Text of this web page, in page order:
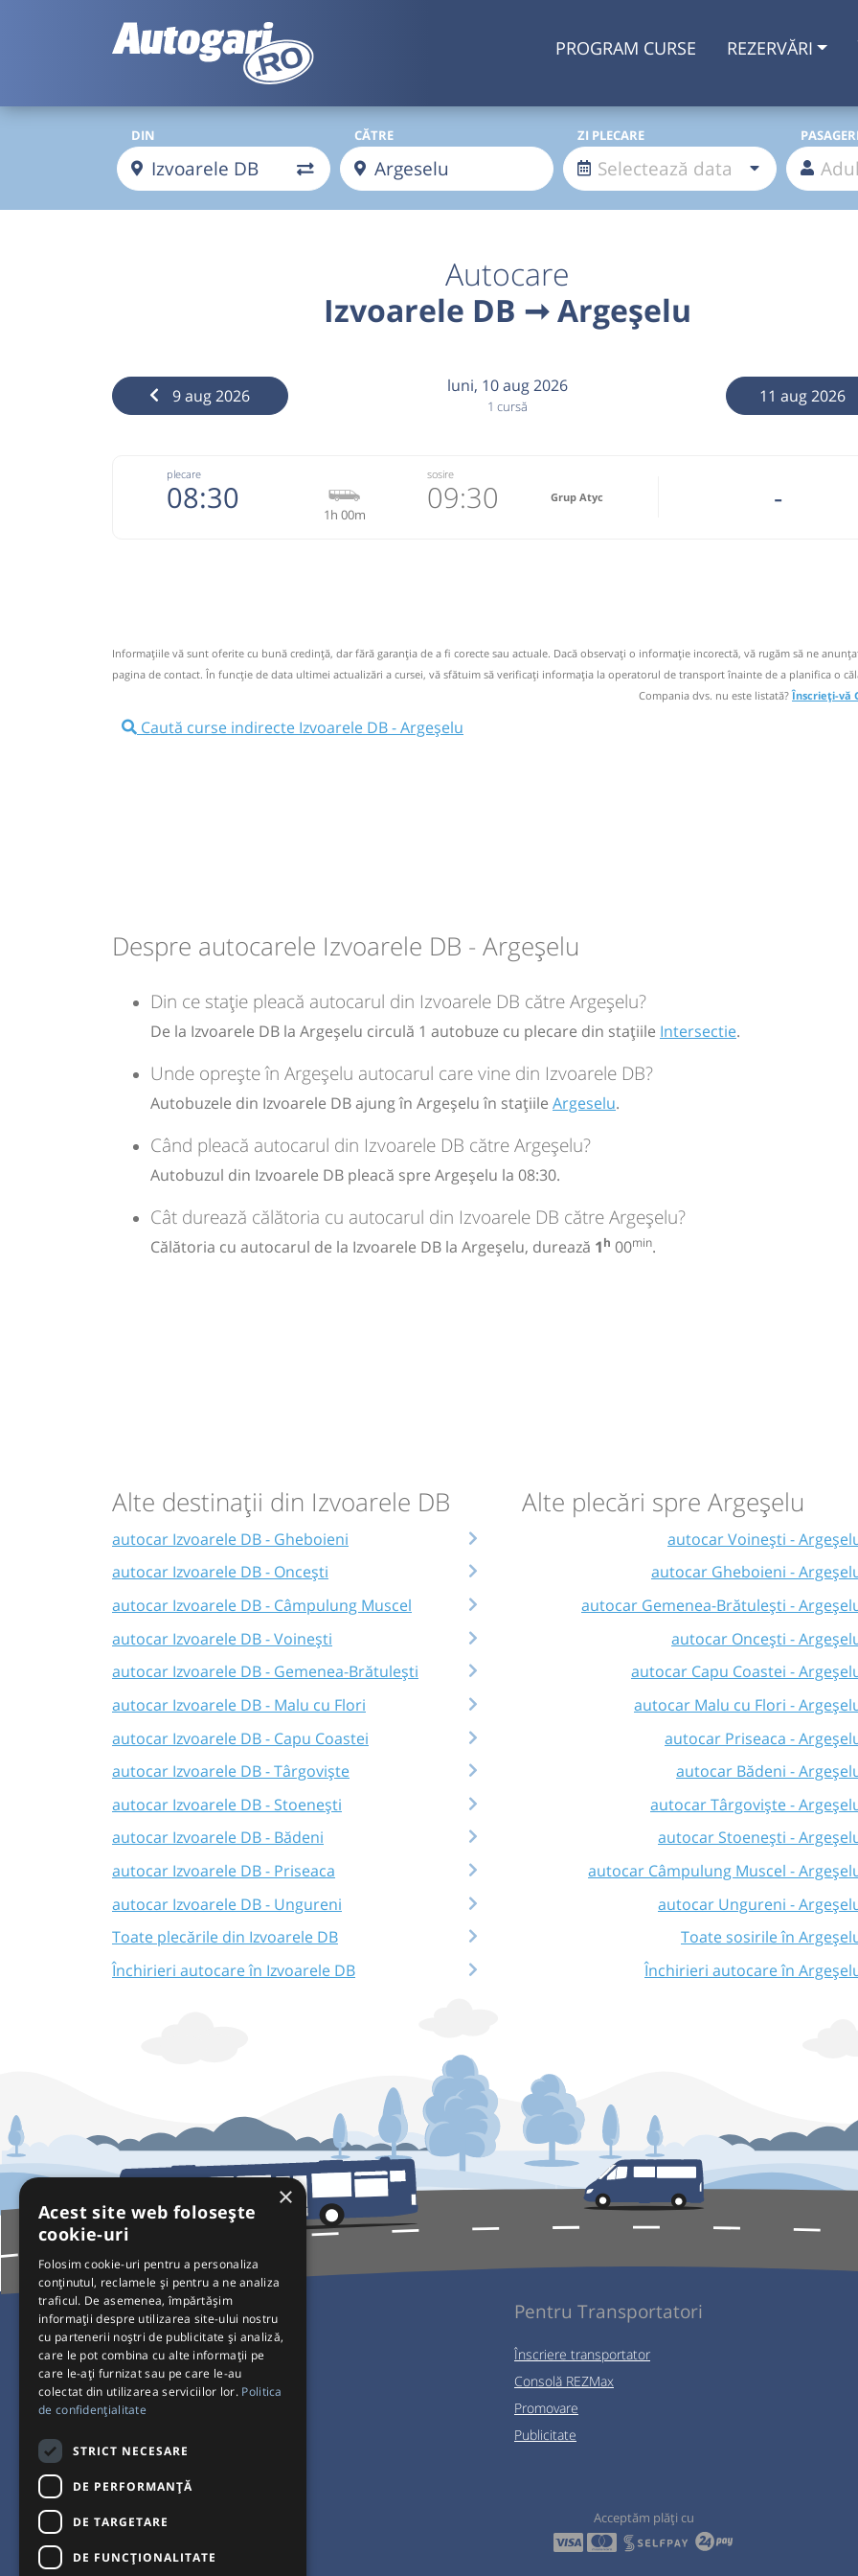
PROGRAM CURSE REZERVĂRI
DIN CĂTRE ZI PLECARE PASAGERI
Autocare
Izvoarele DB ➞ Argeșelu
9 aug 2026 luni, 10 aug 2026
1 cursă 11 aug 2026
plecare
08:30 1h 00m
sosire
09:30 Grup Atyc -
Nu a circulat?Semnalați aici
Pune poze din călătoria ta ⤣
08:30 Izvoarele DB Intersectie
Sursa: GRUP ATYC SRL| Ultima actualizare: 11/2025
Informaţiile vă sunt oferite cu bună credinţă, dar fără garanţia de a fi corecte sau actuale. Dacă observați o informaţie incorectă, vă rugăm să ne
pagina de contact. În funcție de data ultimei actualizări a cursei, vă sfătuim să verificaţi informaţia la operatorul de transport înainte de a planifica o
Compania dvs. nu este listată?Înscrieți-vă
Caută curse indirecte Izvoarele DB - Argeșelu
Despre autocarele Izvoarele DB - Argeșelu
Din ce stație pleacă autocarul din Izvoarele DB către Argeșelu?
De la Izvoarele DB la Argeșelu circulă 1 autobuze cu plecare din stațiile Intersectie.
Unde oprește în Argeșelu autocarul care vine din Izvoarele DB?
Autobuzele din Izvoarele DB ajung în Argeșelu în stațiile Argeselu.
Când pleacă autocarul din Izvoarele DB către Argeșelu?
Autobuzul din Izvoarele DB pleacă spre Argeșelu la 08:30.
Cât durează călătoria cu autocarul din Izvoarele DB către Argeșelu?
Călătoria cu autocarul de la Izvoarele DB la Argeșelu, durează 1h 00min.
Alte destinații din Izvoarele DB
autocar Izvoarele DB - Gheboieni
autocar Izvoarele DB - Oncești
autocar Izvoarele DB - Câmpulung Muscel
autocar Izvoarele DB - Voinești
autocar Izvoarele DB - Gemenea-Brătulești
autocar Izvoarele DB - Malu cu Flori
autocar Izvoarele DB - Capu Coastei
autocar Izvoarele DB - Târgoviște
autocar Izvoarele DB - Stoenești
autocar Izvoarele DB - Bădeni
autocar Izvoarele DB - Priseaca
autocar Izvoarele DB - Ungureni
Toate plecările din Izvoarele DB
Închirieri autocare în Izvoarele DB
Alte plecări spre Argeșelu
autocar Voinești -
autocar Gheboieni -
autocar Gemenea-Brătulești -
autocar Oncești -
autocar Capu Coastei -
autocar Malu cu Flori -
autocar Priseaca -
autocar Bădeni -
autocar Târgoviște -
autocar Stoenești -
autocar Câmpulung Muscel -
autocar Ungureni -
Toate sosirile în
Închirieri autocare în
Pentru Călători
Curse autobuz
Plecări/Sosiri
Setări de cookie-uri
Pentru Transportatori
Înscriere transportator
Consolă REZMax
Promovare
Publicitate
Acceptăm plăți cu
×
Acest site web folosește
cookie-uri
Folosim cookie-uri pentru a personaliza
conținutul, reclamele și pentru a ne analiza
traficul. De asemenea, împărtășim
informații despre utilizarea site-ului nostru
cu partenerii noștri de publicitate și analiză,
care le pot combina cu alte informații pe
care le-ați furnizat sau pe care le-au
colectat din utilizarea serviciilor lor. Politica
de confidențialitate
STRICT NECESARE
DE PERFORMANȚĂ
DE TARGETARE
DE FUNCŢIONALITATE